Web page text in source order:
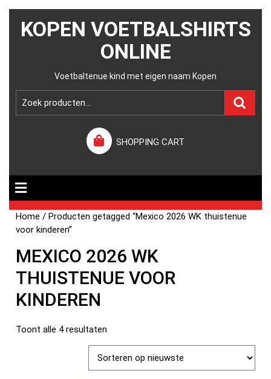
KOPEN VOETBALSHIRTS
ONLINE
Voetbaltenue kind met eigen naam Kopen
SHOPPING CART
Home / Producten getagged “Mexico 2026 WK thuistenue
voor kinderen”
MEXICO 2026 WK
THUISTENUE VOOR
KINDEREN
Toont alle 4 resultaten